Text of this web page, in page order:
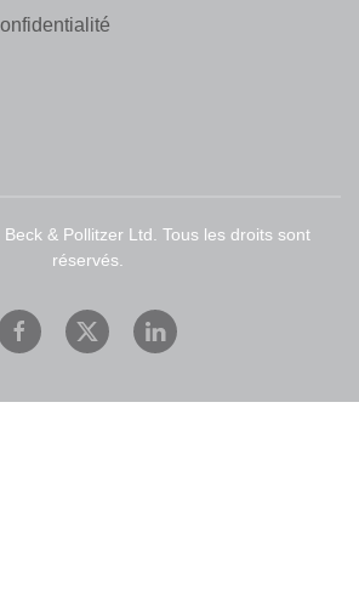
Beck & Pollitzer Ltd. Tous les droits sont
réservés.